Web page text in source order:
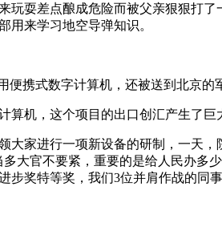
耍差点酿成危险而被父亲狠狠打
用来学习地空导弹知识。
携式数字计算机，还被送到北京的
机，这个项目的出口创汇产生了巨
家进行一项新设备的研制，一天
大官不要紧，重要的是给人民办多
奖特等奖，我们3位并肩作战的同